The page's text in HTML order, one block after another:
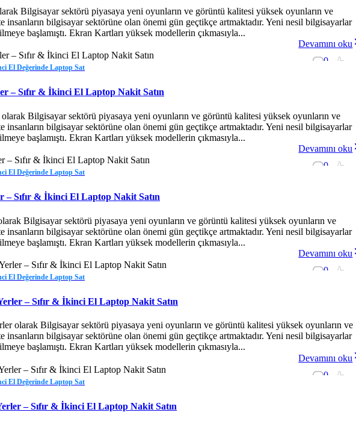
Bilgisayar sektörü piyasaya yeni oyunların ve görüntü kalitesi yüksek oyunların ve
insanların bilgisayar sektörüne olan önemi gün geçtikçe artmaktadır. Yeni nesil bilgisayarlar
başlamıştı. Ekran Kartları yüksek modellerin çıkmasıyla...
Devamını oku
0
El Değerinde Laptop Sat
– Sıfır & İkinci El Laptop Nakit Satın
Bilgisayar sektörü piyasaya yeni oyunların ve görüntü kalitesi yüksek oyunların ve
insanların bilgisayar sektörüne olan önemi gün geçtikçe artmaktadır. Yeni nesil bilgisayarlar
başlamıştı. Ekran Kartları yüksek modellerin çıkmasıyla...
Devamını oku
0
El Değerinde Laptop Sat
– Sıfır & İkinci El Laptop Nakit Satın
Bilgisayar sektörü piyasaya yeni oyunların ve görüntü kalitesi yüksek oyunların ve
insanların bilgisayar sektörüne olan önemi gün geçtikçe artmaktadır. Yeni nesil bilgisayarlar
başlamıştı. Ekran Kartları yüksek modellerin çıkmasıyla...
Devamını oku
0
El Değerinde Laptop Sat
– Sıfır & İkinci El Laptop Nakit Satın
olarak Bilgisayar sektörü piyasaya yeni oyunların ve görüntü kalitesi yüksek oyunların ve
insanların bilgisayar sektörüne olan önemi gün geçtikçe artmaktadır. Yeni nesil bilgisayarlar
başlamıştı. Ekran Kartları yüksek modellerin çıkmasıyla...
Devamını oku
0
El Değerinde Laptop Sat
– Sıfır & İkinci El Laptop Nakit Satın